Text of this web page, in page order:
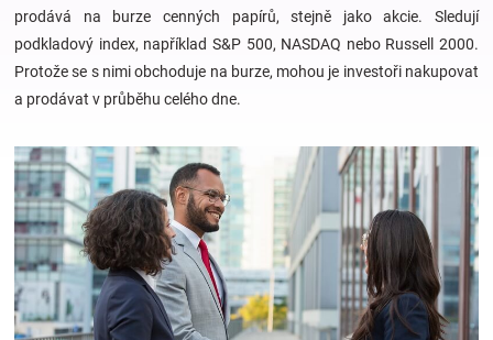
kojenecká
výbava
a
zábava
pro
prodává na burze cenných papírů, stejně jako akcie. Sledují
podkladový index, například S&P 500, NASDAQ nebo Russell 2000.
Protože se s nimi obchoduje na burze, mohou je investoři nakupovat
a prodávat v průběhu celého dne.